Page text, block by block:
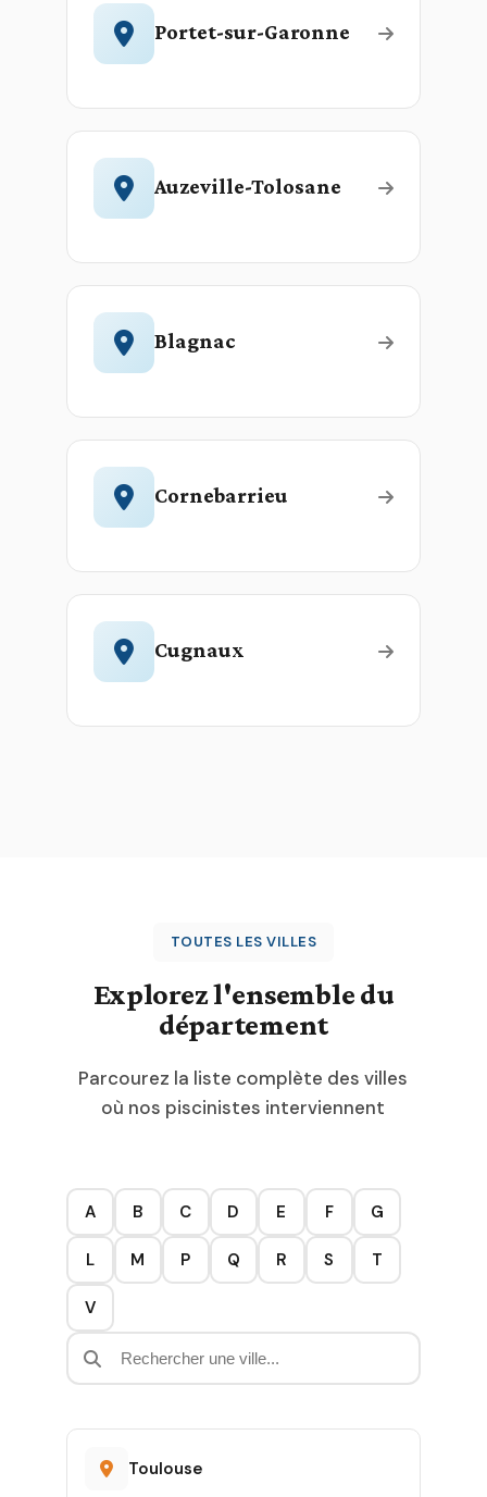
Portet-sur-Garonne
Auzeville-Tolosane
Blagnac
Cornebarrieu
Cugnaux
TOUTES LES VILLES
Explorez l'ensemble du
département
Parcourez la liste complète des villes
où nos piscinistes interviennent
A B C D E F G
L M P Q R S T
V
Toulouse